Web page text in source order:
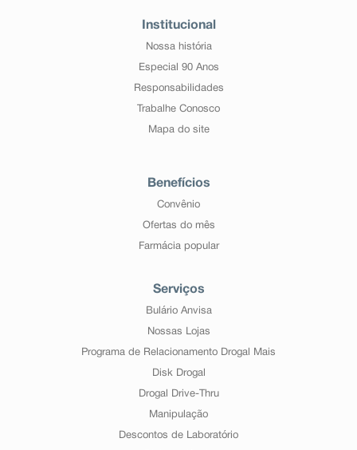
Institucional
Nossa história
Especial 90 Anos
Responsabilidades
Trabalhe Conosco
Mapa do site
Benefícios
Convênio
Ofertas do mês
Farmácia popular
Serviços
Bulário Anvisa
Nossas Lojas
Programa de Relacionamento Drogal Mais
Disk Drogal
Drogal Drive-Thru
Manipulação
Descontos de Laboratório